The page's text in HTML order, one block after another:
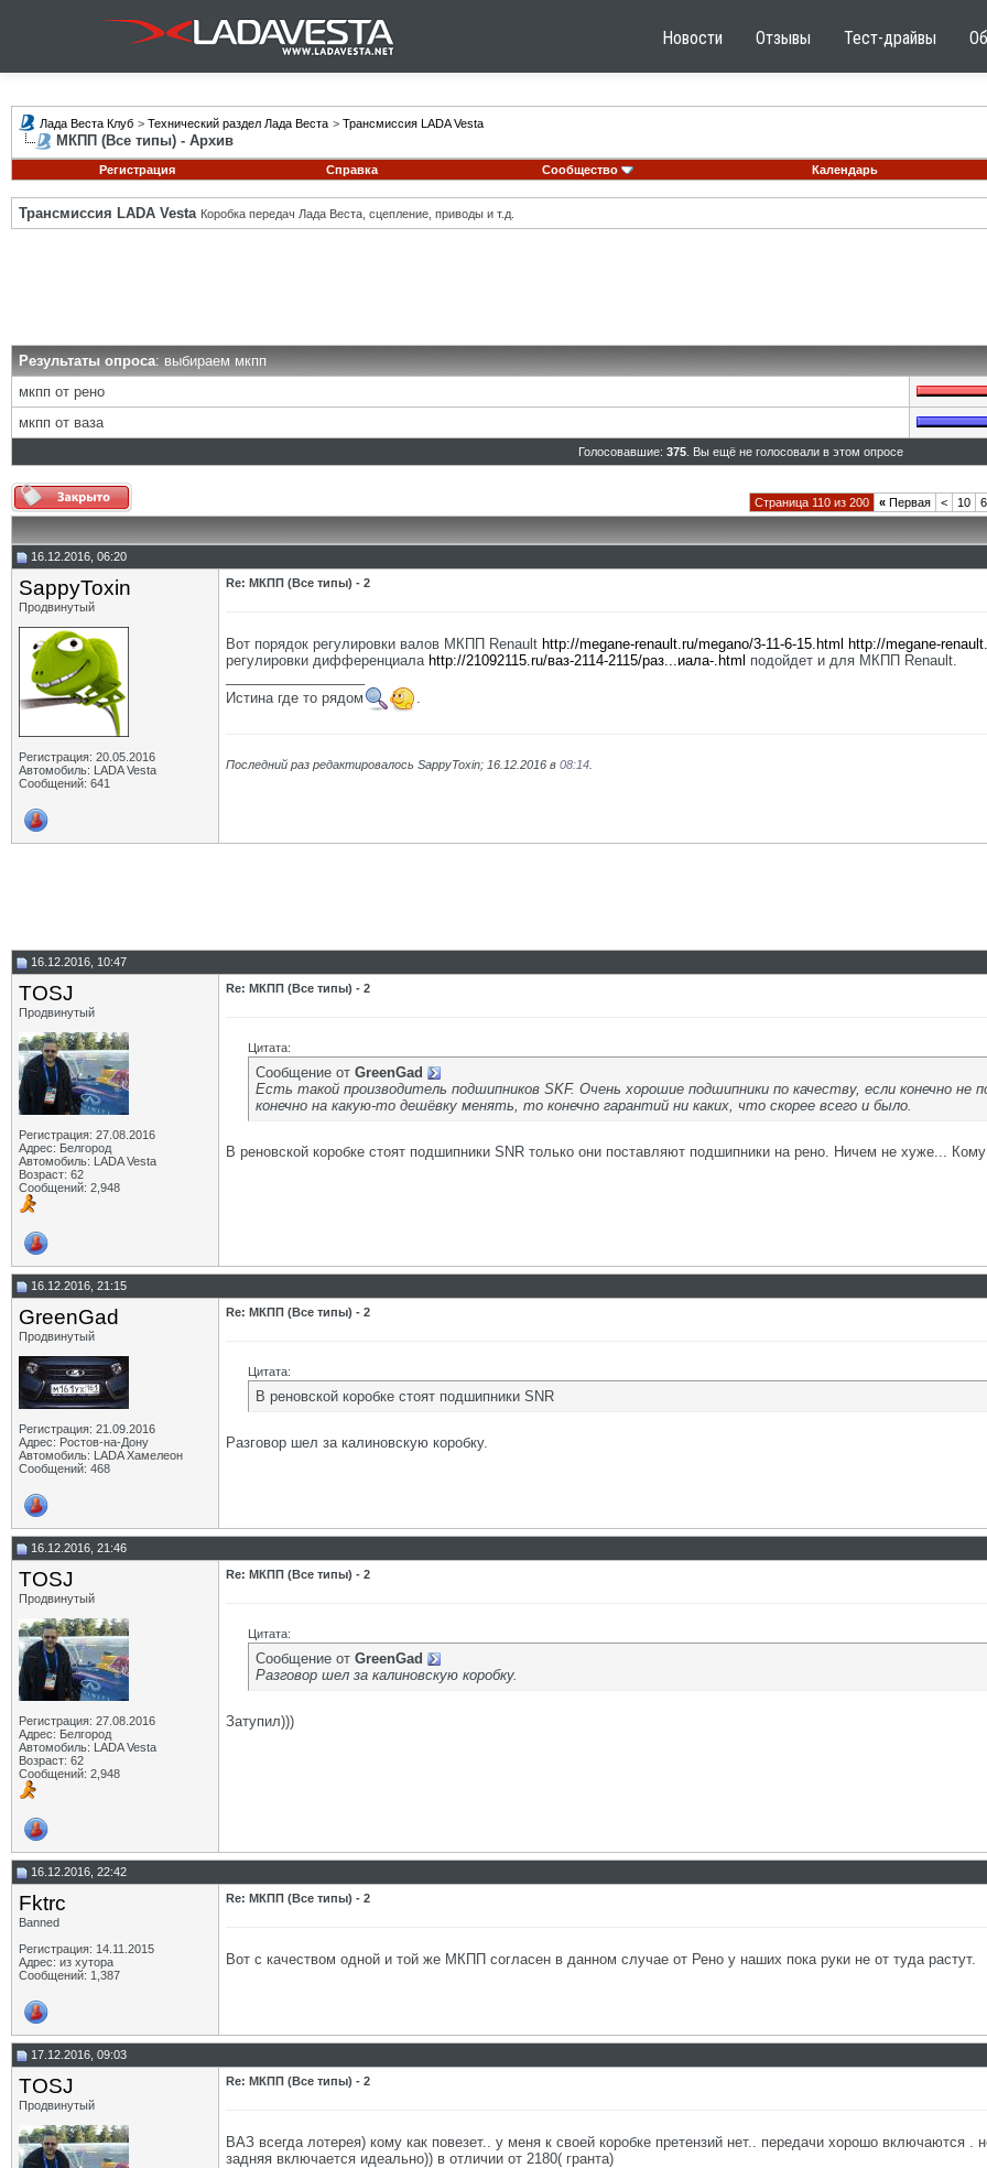
Новости Отзывы Тест-драйвы
Лада Веста Клуб > Технический раздел Лада Веста > Трансмиссия LADA Vesta
МКПП (Все типы) - Архив
Регистрация
Справка Сообщество Календарь
Трансмиссия LADA Vesta Коробка передач Лада Веста, сцепление, приводы и т.д.
Результаты опроса: выбираем мкпп
мкпп от рено
мкпп от ваза
Голосовавшие: 375. Вы ещё не голосовали в этом опросе
Страница 110 из 200 « Первая < 10
16.12.2016, 06:20
SappyToxin
Продвинутый
Регистрация: 20.05.2016
Автомобиль: LADA Vesta
Сообщений: 641
Re: МКПП (Все типы) - 2
Вот порядок регулировки валов МКПП Renault http://megane-renault.ru/megano/3-11-6-15.html http://megane-
регулировки дифференциала http://21092115.ru/ваз-2114-2115/раз...иала-.html подойдет и для МКПП Renault.
Истина где то рядом
Последний раз редактировалось SappyToxin; 16.12.2016 в 08:14
16.12.2016, 10:47
TOSJ
Продвинутый
Регистрация: 27.08.2016
Адрес: Белгород
Автомобиль: LADA Vesta
Возраст: 62
Сообщений: 2,948
Re: МКПП (Все типы) - 2
Цитата:
Сообщение от GrееnGad
Есть такой производитель подшипников SKF. Очень хорошие подшипники по качеству, если конечно
конечно на какую-то дешёвку менять, то конечно гарантий ни каких, что скорее всего и было.
В реновской коробке стоят подшипники SNR только они поставляют подшипники на рено. Ничем не хуже...
16.12.2016, 21:15
GrееnGad
Продвинутый
Регистрация: 21.09.2016
Адрес: Ростов-на-Дону
Автомобиль: LADA Хамелеон
Сообщений: 468
Re: МКПП (Все типы) - 2
Цитата:
В реновской коробке стоят подшипники SNR
Разговор шел за калиновскую коробку.
16.12.2016, 21:46
TOSJ
Продвинутый
Регистрация: 27.08.2016
Адрес: Белгород
Автомобиль: LADA Vesta
Возраст: 62
Сообщений: 2,948
Re: МКПП (Все типы) - 2
Цитата:
Сообщение от GrееnGad
Разговор шел за калиновскую коробку.
Затупил)))
16.12.2016, 22:42
Fktrc
Banned
Регистрация: 14.11.2015
Адрес: из хутора
Сообщений: 1,387
Re: МКПП (Все типы) - 2
Вот с качеством одной и той же МКПП согласен в данном случае от Рено у наших пока руки не от туда растут.
17.12.2016, 09:03
TOSJ
Продвинутый
Re: МКПП (Все типы) - 2
ВАЗ всегда лотерея) кому как повезет.. у меня к своей коробке претензий нет.. передачи хорошо включаются .
задняя включается идеально)) в отличии от 2180( гранта)